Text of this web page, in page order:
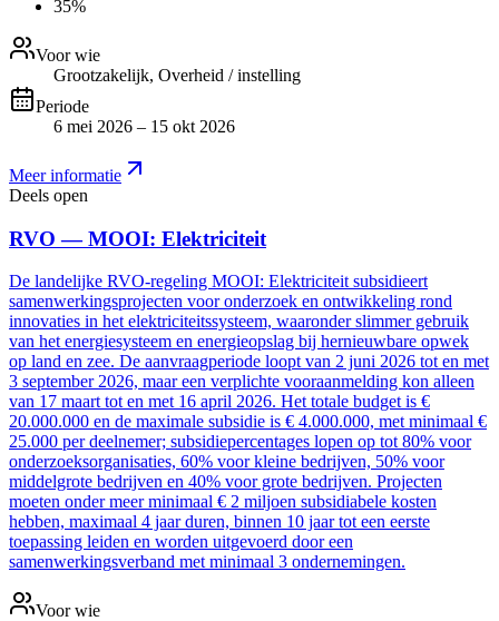
35%
Voor wie
Grootzakelijk, Overheid / instelling
Periode
6 mei 2026 – 15 okt 2026
Meer informatie
Deels open
RVO — MOOI: Elektriciteit
De landelijke RVO-regeling MOOI: Elektriciteit subsidieert
samenwerkingsprojecten voor onderzoek en ontwikkeling rond
innovaties in het elektriciteitssysteem, waaronder slimmer gebruik
van het energiesysteem en energieopslag bij hernieuwbare opwek
op land en zee. De aanvraagperiode loopt van 2 juni 2026 tot en met
3 september 2026, maar een verplichte vooraanmelding kon alleen
van 17 maart tot en met 16 april 2026. Het totale budget is €
20.000.000 en de maximale subsidie is € 4.000.000, met minimaal €
25.000 per deelnemer; subsidiepercentages lopen op tot 80% voor
onderzoeksorganisaties, 60% voor kleine bedrijven, 50% voor
middelgrote bedrijven en 40% voor grote bedrijven. Projecten
moeten onder meer minimaal € 2 miljoen subsidiabele kosten
hebben, maximaal 4 jaar duren, binnen 10 jaar tot een eerste
toepassing leiden en worden uitgevoerd door een
samenwerkingsverband met minimaal 3 ondernemingen.
Voor wie